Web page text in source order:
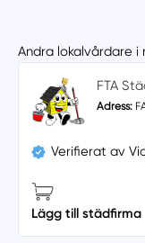
Andra lokalvårdare i
FTA
Adress:
Verifierat av
Lägg till städfirma